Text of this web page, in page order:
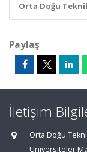
Orta Doğu
Paylaş
İletişim
Orta Doğu
Üniversiteler